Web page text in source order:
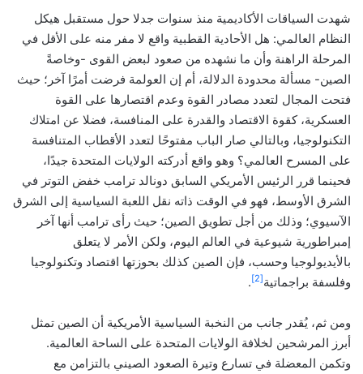
شهدت السياقات الأكاديمية منذ سنوات جدلا حول مستقبل هيكل
النظام العالمي: هل الأحادية القطبية واقع لا مفر منه على الأقل في
المرحلة الراهنة وأن ما نشهده من صعود لبعض القوى -وخاصةً
الصين- مسألة محدودة الدلالة، أم إن العولمة فرضت أمرًا آخر؛ حيث
فتحت المجال لتعدد مصادر القوة وعدم اقتصارها على القوة
العسكرية، كقوة الاقتصاد والقدرة على المنافسة، فضلا عن امتلاك
التكنولوجيا، وبالتالي صار الباب مفتوحًا لتعدد الأقطاب المتنافسة
على المسرح العالمي؟ وهو واقع أدركته الولايات المتحدة جيدًا،
فحينما قرر الرئيس الأمريكي السابق دونالد ترامب خفض التوتر في
الشرق الأوسط، فهو في الوقت ذاته نقل اللعبة السياسية إلى الشرق
الآسيوي؛ وذلك من أجل تطويق الصين؛ حيث رأى ترامب أنها آخر
إمبراطورية شيوعية في العالم اليوم، ولكن الأمر لا يتعلق
بالأيديولوجيا وحسب، فإن الصين كذلك بحوزتها اقتصاد وتكنولوجيا
وفلسفة براجماتية[2]
.
ومن ثم، يُقدر جانب من النخبة السياسية الأمريكية أن الصين تمثل
أبرز المرشحين لخلافة الولايات المتحدة على الساحة العالمية.
وتكمن المعضلة في تسارع وتيرة الصعود الصيني بالتزامن مع